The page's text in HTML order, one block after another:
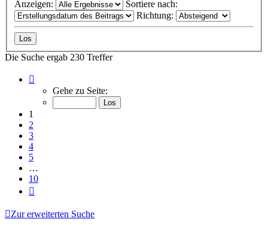
Anzeigen:
Sortiere nach:
Richtung:
Die Suche ergab 230 Treffer
von
Gehe zu Seite:
1
2
3
4
5
…
10
Zur erweiterten Suche